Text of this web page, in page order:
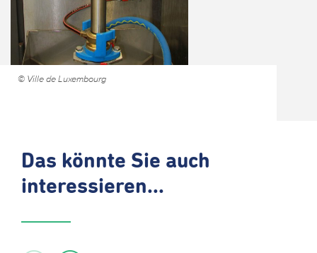
© Ville de Luxembourg
Das könnte Sie auch
interessieren...